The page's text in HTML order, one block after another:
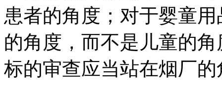
患者的角度；对于婴童
的角度，而不是儿童的
标的审查应当站在烟厂